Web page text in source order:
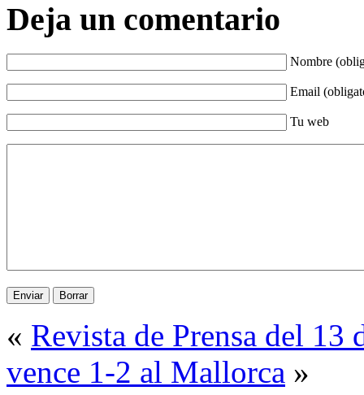
Deja un comentario
Nombre
Email
Tu web
« Revista de Prensa del 13
vence 1-2 al Mallorca »